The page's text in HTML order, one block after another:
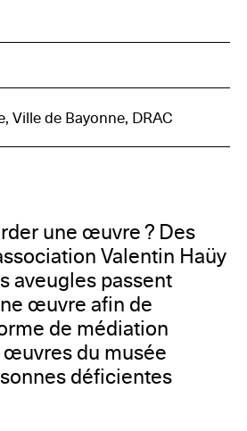
Ville de Bayonne, DRAC
une œuvre ? Des
Valentin Haüy
aveugles passent
œuvre afin de
de médiation
du musée
déficientes